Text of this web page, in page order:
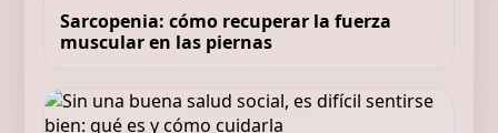
Sarcopenia: cómo recuperar la fuerza
muscular en las piernas